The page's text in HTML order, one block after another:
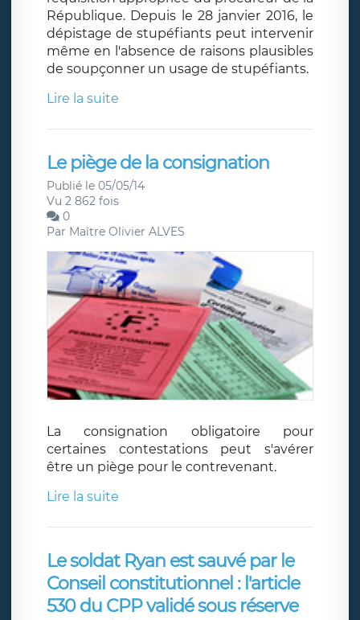
République. Depuis le 28 janvier 2016, le
dépistage de stupéfiants peut intervenir
même en l'absence de raisons plausibles
de soupçonner un usage de stupéfiants.
Lire la suite
Le piège de la consignation
Publié le 05/05/14
Vu 2 862 fois
0
Par Maître Olivier ALVES
La consignation obligatoire pour
certaines contestations peut s'avérer
être un piège pour le contrevenant.
Lire la suite
Le soldat Ryan est sauvé par le
Conseil constitutionnel : l'article
530 du CPP validé sous réserve